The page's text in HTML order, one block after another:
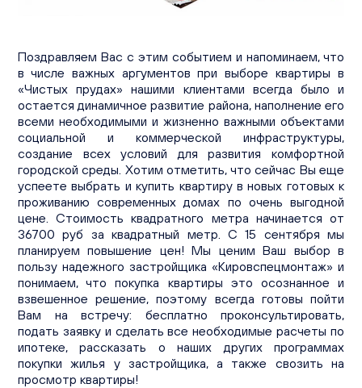
Поздравляем Вас с этим событием и напоминаем, что
в числе важных аргументов при выборе квартиры в
«Чистых прудах» нашими клиентами всегда было и
остается динамичное развитие района, наполнение его
всеми необходимыми и жизненно важными объектами
социальной и коммерческой инфраструктуры,
создание всех условий для развития комфортной
городской среды. Хотим отметить, что сейчас Вы еще
успеете выбрать и купить квартиру в новых готовых к
проживанию современных домах по очень выгодной
цене. Стоимость квадратного метра начинается от
36700 руб за квадратный метр. С 15 сентября мы
планируем повышение цен! Мы ценим Ваш выбор в
пользу надежного застройщика «Кировспецмонтаж» и
понимаем, что покупка квартиры это осознанное и
взвешенное решение, поэтому всегда готовы пойти
Вам на встречу: бесплатно проконсультировать,
подать заявку и сделать все необходимые расчеты по
ипотеке, рассказать о наших других программах
покупки жилья у застройщика, а также свозить на
просмотр квартиры!